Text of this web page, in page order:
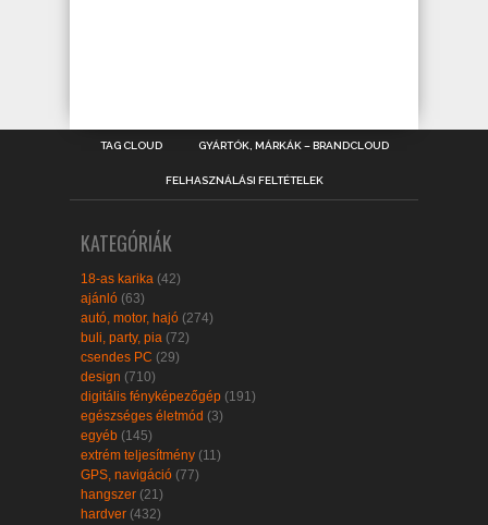
TAG CLOUD GYÁRTÓK, MÁRKÁK – BRANDCLOUD
FELHASZNÁLÁSI FELTÉTELEK
KATEGÓRIÁK
18-as karika (42)
ajánló (63)
autó, motor, hajó (274)
buli, party, pia (72)
csendes PC (29)
design (710)
digitális fényképezőgép (191)
egészséges életmód (3)
egyéb (145)
extrém teljesítmény (11)
GPS, navigáció (77)
hangszer (21)
hardver (432)